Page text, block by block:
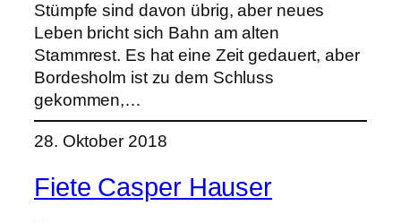
Stümpfe sind davon übrig, aber neues
Leben bricht sich Bahn am alten
Stammrest. Es hat eine Zeit gedauert, aber
Bordesholm ist zu dem Schluss
gekommen,…
28. Oktober 2018
Fiete Casper Hauser